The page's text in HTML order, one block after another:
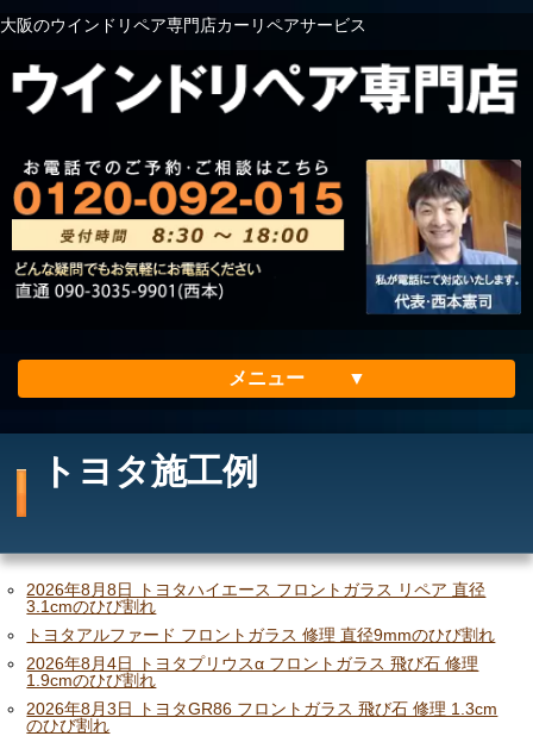
大阪のウインドリペア専門店カーリペアサービス
メニュー
会社案内
ご利用の流れ
価格
トヨタ施工例
2026年8月8日 トヨタハイエース フロントガラス リペア 直径
3.1cmのひび割れ
トヨタアルファード フロントガラス 修理 直径9mmのひび割れ
2026年8月4日 トヨタプリウスα フロントガラス 飛び石 修理
1.9cmのひび割れ
2026年8月3日 トヨタGR86 フロントガラス 飛び石 修理 1.3cm
のひび割れ